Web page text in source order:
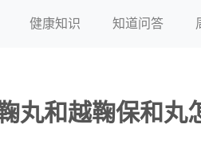
健康知识 知道问答
丸和越鞠保和丸